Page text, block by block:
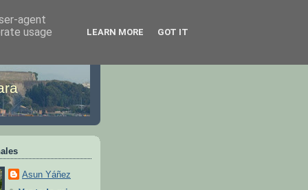
Asun Yáñez
agent
usage
LEARN MORE GOT IT